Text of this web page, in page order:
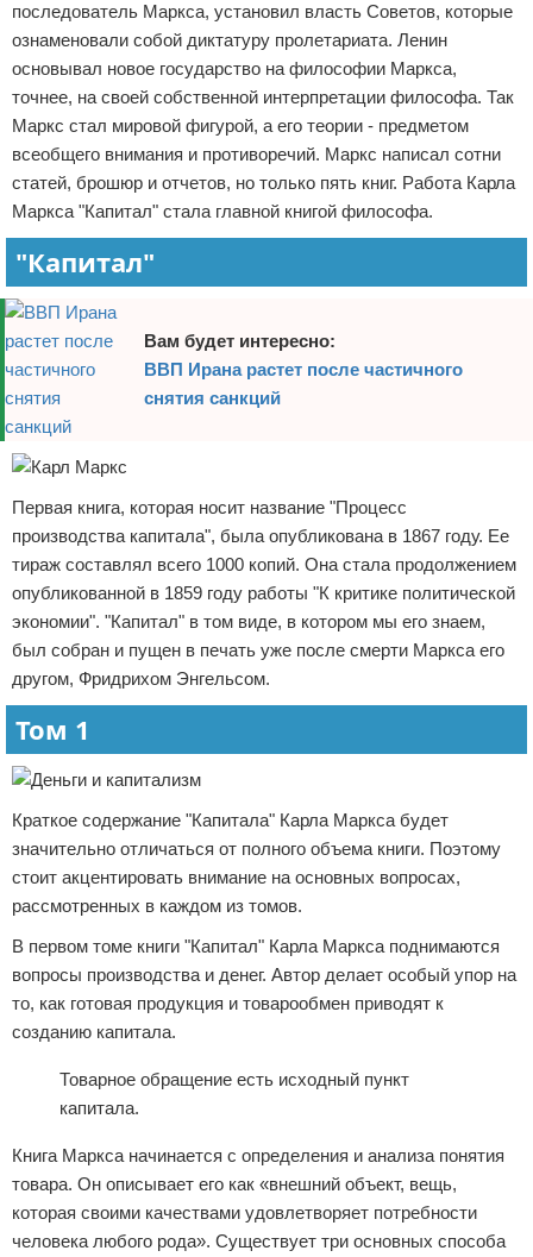
последователь Маркса, установил власть Советов, которые
ознаменовали собой диктатуру пролетариата. Ленин
основывал новое государство на философии Маркса,
точнее, на своей собственной интерпретации философа. Так
Маркс стал мировой фигурой, а его теории - предметом
всеобщего внимания и противоречий. Маркс написал сотни
статей, брошюр и отчетов, но только пять книг. Работа Карла
Маркса "Капитал" стала главной книгой философа.
"Капитал"
Вам будет интересно:
ВВП Ирана растет после частичного
снятия санкций
Первая книга, которая носит название "Процесс
производства капитала", была опубликована в 1867 году. Ее
тираж составлял всего 1000 копий. Она стала продолжением
опубликованной в 1859 году работы "К критике политической
экономии". "Капитал" в том виде, в котором мы его знаем,
был собран и пущен в печать уже после смерти Маркса его
другом, Фридрихом Энгельсом.
Том 1
Краткое содержание "Капитала" Карла Маркса будет
значительно отличаться от полного объема книги. Поэтому
стоит акцентировать внимание на основных вопросах,
рассмотренных в каждом из томов.
В первом томе книги "Капитал" Карла Маркса поднимаются
вопросы производства и денег. Автор делает особый упор на
то, как готовая продукция и товарообмен приводят к
созданию капитала.
Товарное обращение есть исходный пункт
капитала.
Книга Маркса начинается с определения и анализа понятия
товара. Он описывает его как «внешний объект, вещь,
которая своими качествами удовлетворяет потребности
человека любого рода». Существует три основных способа